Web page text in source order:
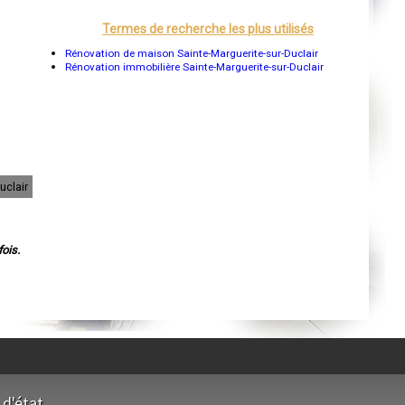
Mende
Angers
Mulhouse
Lyon
Le Mans
Termes de recherche les plus utilisés
Rénovation de maison Sainte-Marguerite-sur-Duclair
Rénovation immobilière Sainte-Marguerite-sur-Duclair